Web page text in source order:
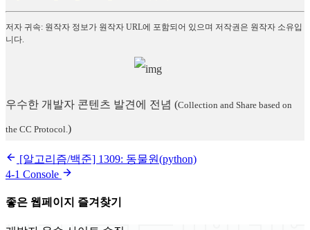
저자 귀속: 원작자 정보가 원작자 URL에 포함되어 있으며 저작권은 원작자 소유입
니다.
우수한 개발자 콘텐츠 발견에 전념 (Collection and Share based on
the CC Protocol. )
[알고리즘/백준] 1309: 동물원(python)
4-1 Console
좋은 웹페이지 즐겨찾기